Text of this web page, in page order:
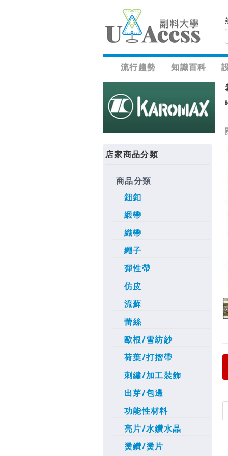
流行趨勢 知識百科
店家商品分類
商品分類
鈕釦
緞帶
織帶
繩子
彈性帶
仿皮
流蘇
蕾絲
歐根/雪紡紗
荷葉/打摺帶
刺繡/加工裝飾
出芽/包邊
功能性材料
亮片/水鑽水晶
燙鑽/燙片